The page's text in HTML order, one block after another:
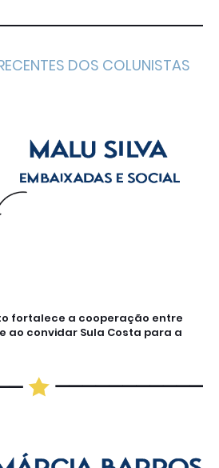
DOS COLUNISTAS
fortalece a cooperação entre
ao convidar Sula Costa para a